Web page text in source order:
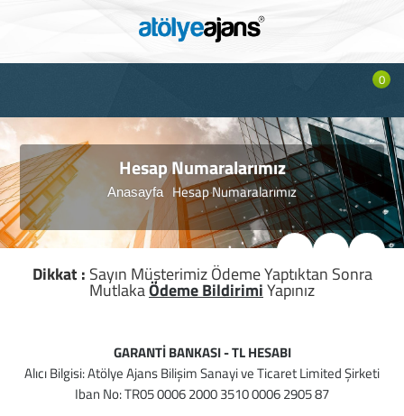
0
Hesap Numaralarımız
Anasayfa Hesap Numaralarımız
Dikkat : Sayın Müşterimiz Ödeme Yaptıktan Sonra
MutlakaÖdeme BildirimiYapınız
GARANTİ BANKASI - TL HESABI
Alıcı Bilgisi: Atölye Ajans Bilişim Sanayi ve Ticaret Limited Şirketi
Iban No: TR05 0006 2000 3510 0006 2905 87